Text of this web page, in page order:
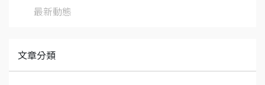
最新動態
文章分類